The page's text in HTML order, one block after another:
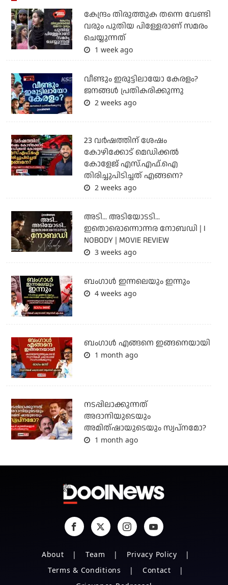
കേന്ദ്രം തിരുത്തുക തന്നെ വേണ്ടി
വരും പുതിയ പിള്ളേരാണ് സമരം
ചെയ്യുന്നത്
1 week ago
വീണ്ടും ഇരുട്ടിലായോ കേരളം?
ജനങ്ങൾ പ്രതികരിക്കുന്നു
2 weeks ago
23 വർഷത്തിന് ശേഷം
കോഴിക്കോട് മെഡിക്കൽ
കോളേജ് എസ്.എഫ്.ഐ
തിരിച്ചുപിടിച്ചത് എങ്ങനെ?
2 weeks ago
അടി... അടിയോടടി...
ഇതൊരൊന്നൊന്നര നോബഡി | I
NOBODY | MOVIE REVIEW
3 weeks ago
ബംഗാള്‍ ഇന്നലെയും ഇന്നും
4 weeks ago
ബം​ഗാൾ എങ്ങനെ ഇങ്ങനെയായി
1 month ago
നടപ്പിലാക്കുന്നത്
അദാനിയുടെയും
അമിത്ഷായുടെയും സ്വപ്നമോ?
1 month ago
About Team
Privacy Policy
Terms & Conditions
Contact